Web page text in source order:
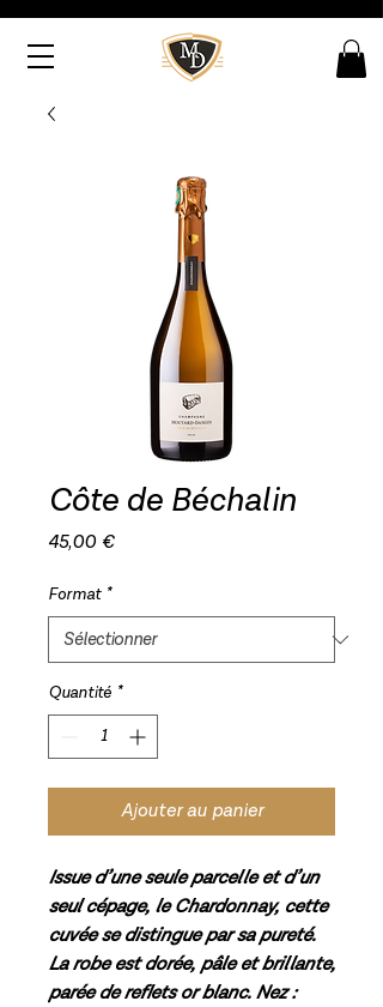
Côte de Béchalin
45,00 €Prix
Format *
Quantité *
Ajouter au panier
Issue d’une seule parcelle et d’un
seul cépage, le Chardonnay, cette
cuvée se distingue par sa pureté.
La robe est dorée, pâle et brillante,
parée de reflets or blanc. Nez :